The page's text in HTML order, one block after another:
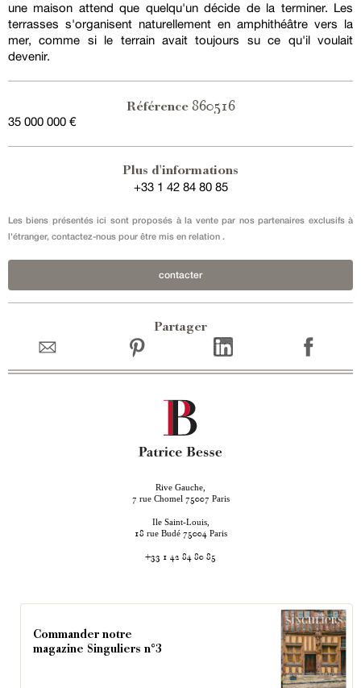
une maison attend que quelqu'un décide de la terminer. Les
terrasses s'organisent naturellement en amphithéâtre vers la
mer, comme si le terrain avait toujours su ce qu'il voulait
devenir.
Référence 860516
35 000 000 €
Plus d'informations
+33 1 42 84 80 85
Les biens présentés ici sont proposés à la vente par nos partenaires exclusifs à
l'étranger, contactez-nous pour être mis en relation .
contacter
Partager
Rive Gauche,
7 rue Chomel 75007 Paris
Ile Saint-Louis,
18 rue Budé 75004 Paris
+33 1 42 84 80 85
Commander notre
magazine Singuliers n°3